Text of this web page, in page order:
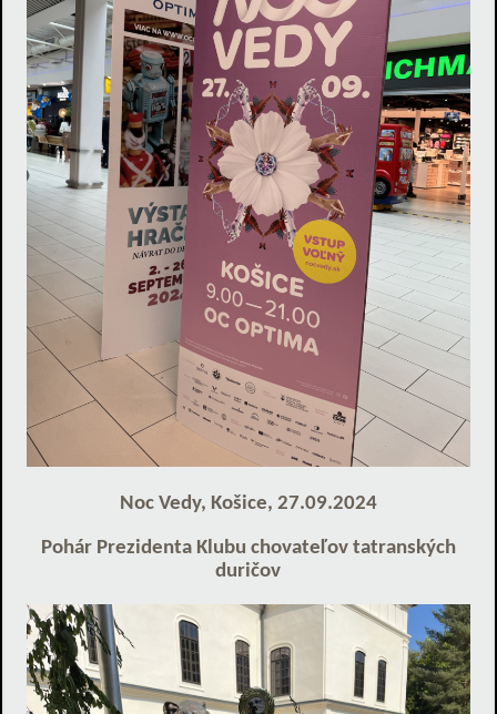
Noc Vedy, Košice, 27.09.2024
Pohár Prezidenta Klubu chovateľov tatranských
duričov